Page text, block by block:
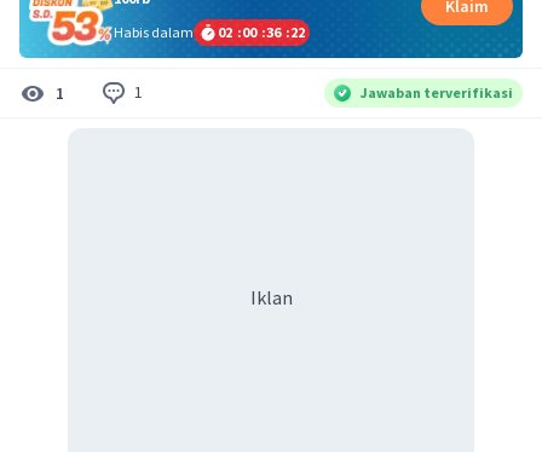
Habis dalam
02 :00 :36 :22
Klaim
1 1 Jawaban terverifikasi
Iklan